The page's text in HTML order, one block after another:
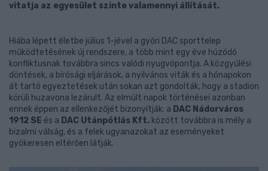
vitatja az egyesület szinte valamennyi állítását.
Hiába lépett életbe július 1-jével a győri DAC sporttelep
működtetésének új rendszere, a több mint egy éve húzódó
konfliktusnak továbbra sincs valódi nyugvópontja. A közgyűlési
döntések, a bírósági eljárások, a nyilvános viták és a hónapokon
át tartó egyeztetések után sokan azt gondolták, hogy a stadion
körüli huzavona lezárult. Az elmúlt napok történései azonban
ennek éppen az ellenkezőjét bizonyítják: a DAC Nádorváros
1912 SE és a DAC Utánpótlás Kft. között továbbra is mély a
bizalmi válság, és a felek ugyanazokat az eseményeket
gyökeresen eltérően látják.